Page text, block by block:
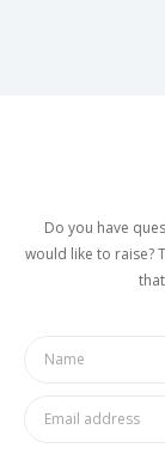
Do you have
would like to raise?